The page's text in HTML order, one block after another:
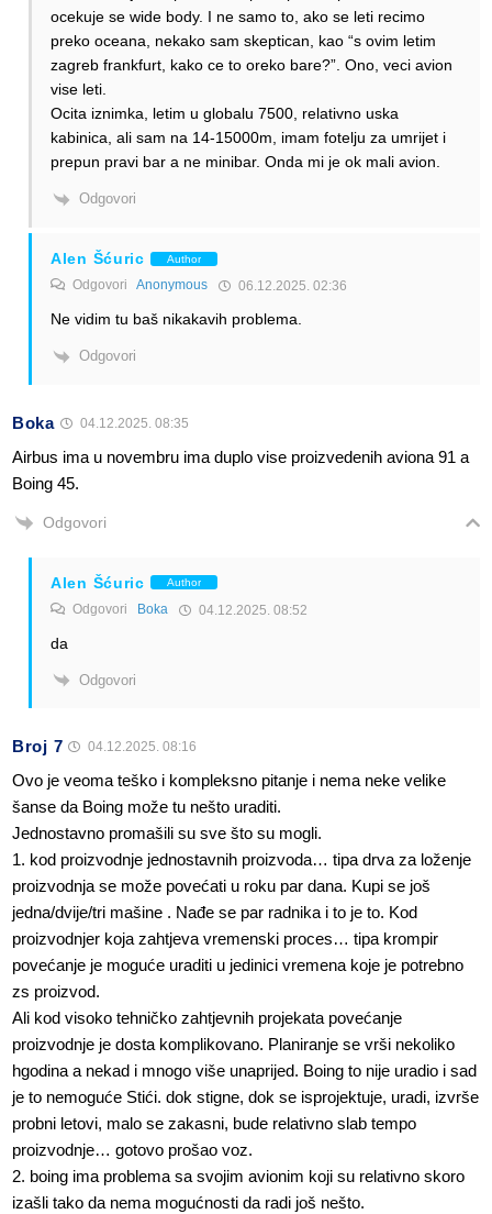
ocekuje se wide body. I ne samo to, ako se leti recimo
preko oceana, nekako sam skeptican, kao “s ovim letim
zagreb frankfurt, kako ce to oreko bare?”. Ono, veci avion
vise leti.
Ocita iznimka, letim u globalu 7500, relativno uska
kabinica, ali sam na 14-15000m, imam fotelju za umrijet i
prepun pravi bar a ne minibar. Onda mi je ok mali avion.
Odgovori
Alen Šćuric Author
Odgovori Anonymous 06.12.2025. 02:36
Ne vidim tu baš nikakavih problema.
Odgovori
Boka 04.12.2025. 08:35
Airbus ima u novembru ima duplo vise proizvedenih aviona 91 a
Boing 45.
Odgovori
Alen Šćuric Author
Odgovori Boka 04.12.2025. 08:52
da
Odgovori
Broj 7 04.12.2025. 08:16
Ovo je veoma teško i kompleksno pitanje i nema neke velike
šanse da Boing može tu nešto uraditi.
Jednostavno promašili su sve što su mogli.
1. kod proizvodnje jednostavnih proizvoda… tipa drva za loženje
proizvodnja se može povećati u roku par dana. Kupi se još
jedna/dvije/tri mašine . Nađe se par radnika i to je to. Kod
proizvodnjer koja zahtjeva vremenski proces… tipa krompir
povećanje je moguće uraditi u jedinici vremena koje je potrebno
zs proizvod.
Ali kod visoko tehničko zahtjevnih projekata povećanje
proizvodnje je dosta komplikovano. Planiranje se vrši nekoliko
hgodina a nekad i mnogo više unaprijed. Boing to nije uradio i sad
je to nemoguće Stići. dok stigne, dok se isprojektuje, uradi, izvrše
probni letovi, malo se zakasni, bude relativno slab tempo
proizvodnje… gotovo prošao voz.
2. boing ima problema sa svojim avionim koji su relativno skoro
izašli tako da nema mogućnosti da radi još nešto.